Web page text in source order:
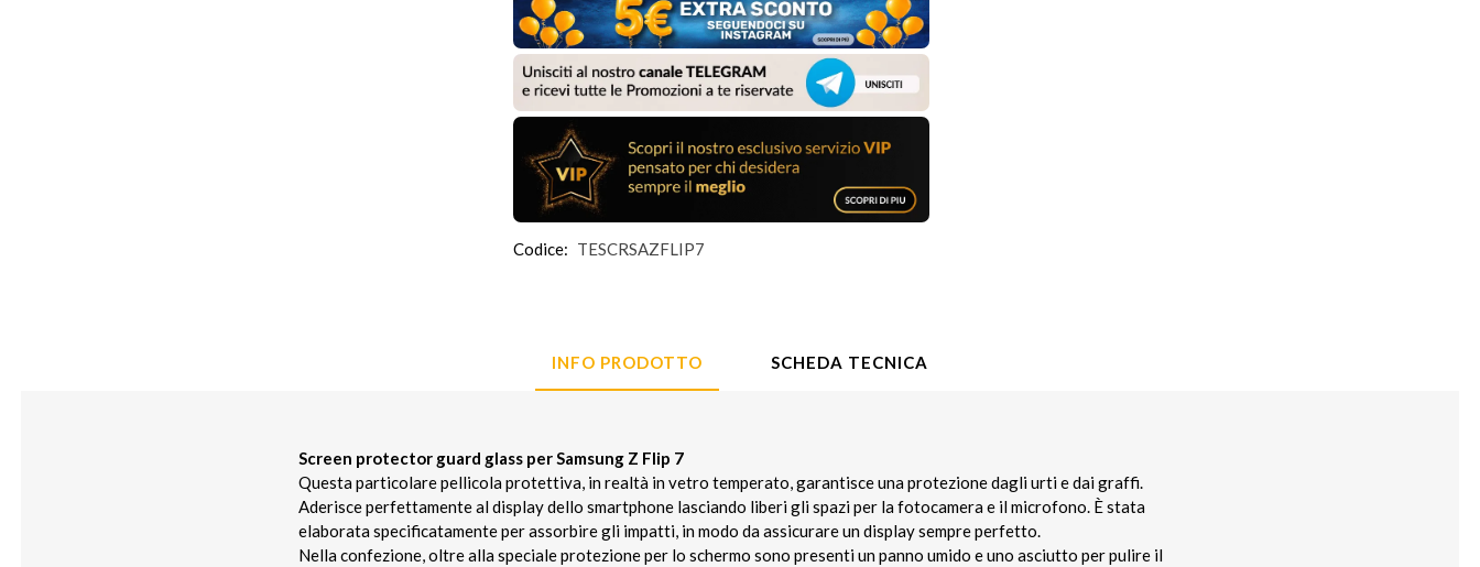
Codice: TESCRSAZFLIP7
INFO PRODOTTO SCHEDA TECNICA
Screen protector guard glass per Samsung Z Flip 7
Questa particolare pellicola protettiva, in realtà in vetro temperato, garantisce una protezione dagli urti e dai graffi.
Aderisce perfettamente al display dello smartphone lasciando liberi gli spazi per la fotocamera e il microfono. È stata
elaborata specificatamente per assorbire gli impatti, in modo da assicurare un display sempre perfetto.
Nella confezione, oltre alla speciale protezione per lo schermo sono presenti un panno umido e uno asciutto per pulire il